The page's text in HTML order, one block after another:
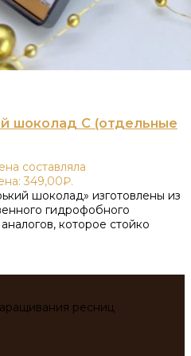
шоколад C (отдельные
составляла
349,00₽.
шоколад» изготовлены из
гидрофобного
которое стойко
ресниц